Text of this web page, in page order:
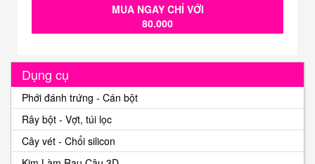
MUA NGAY CHỈ VỚI
80.000
Dụng cụ
Phới đánh trứng - Cán bột
Rây bột - Vợt, túi lọc
Cây vét - Chổi silicon